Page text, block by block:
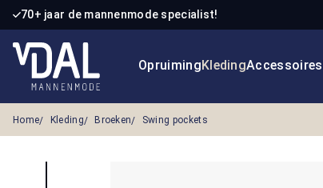
de hoofdinhoud
Ga naar de zoekopdracht
Ga naar de hoofdnavigatie
70+ jaar de mannenmode specialist!
OpruimingKledingAccessoires
Home Kleding Broeken Swing pockets